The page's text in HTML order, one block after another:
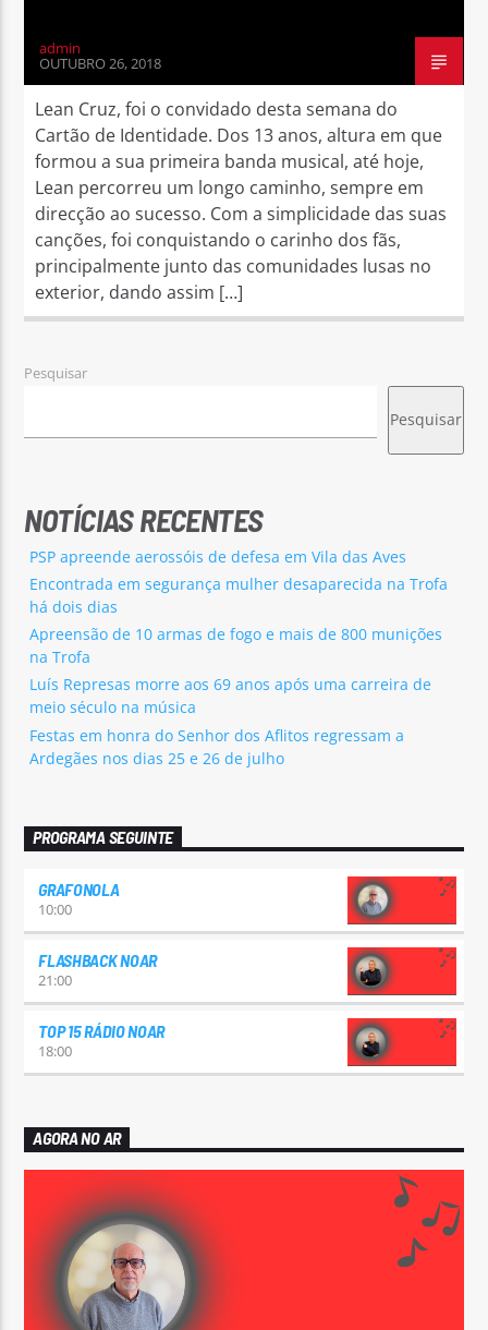
admin
OUTUBRO 26, 2018
Lean Cruz, foi o convidado desta semana do
Cartão de Identidade. Dos 13 anos, altura em que
formou a sua primeira banda musical, até hoje,
Lean percorreu um longo caminho, sempre em
direcção ao sucesso. Com a simplicidade das suas
canções, foi conquistando o carinho dos fãs,
principalmente junto das comunidades lusas no
exterior, dando assim […]
Pesquisar
Pesquisar
NOTÍCIAS RECENTES
PSP apreende aerossóis de defesa em Vila das Aves
Encontrada em segurança mulher desaparecida na Trofa
há dois dias
Apreensão de 10 armas de fogo e mais de 800 munições
na Trofa
Luís Represas morre aos 69 anos após uma carreira de
meio século na música
Festas em honra do Senhor dos Aflitos regressam a
Ardegães nos dias 25 e 26 de julho
PROGRAMA SEGUINTE
GRAFONOLA
10:00
FLASHBACK NOAR
21:00
TOP 15 RÁDIO NOAR
18:00
AGORA NO AR